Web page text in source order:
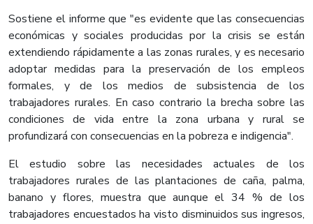
Sostiene el informe que "es evidente que las consecuencias
económicas y sociales producidas por la crisis se están
extendiendo rápidamente a las zonas rurales, y es necesario
adoptar medidas para la preservación de los empleos
formales, y de los medios de subsistencia de los
trabajadores rurales. En caso contrario la brecha sobre las
condiciones de vida entre la zona urbana y rural se
profundizará con consecuencias en la pobreza e indigencia".
El estudio sobre las necesidades actuales de los
trabajadores rurales de las plantaciones de caña, palma,
banano y flores, muestra que aunque el 34 % de los
trabajadores encuestados ha visto disminuidos sus ingresos,